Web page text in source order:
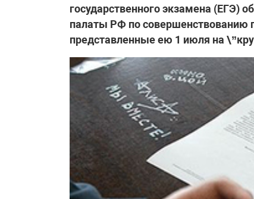
государственного экзамена (ЕГЭ)
палаты РФ по совершенствованию
представленные ею 1 июля на